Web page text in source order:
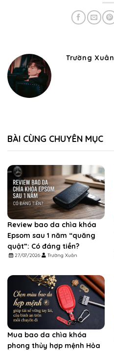
Trường Xuân
BÀI CÙNG CHUYÊN MỤC
Review bao da chìa khóa
Epsom sau 1 năm “quăng
quật”: Có đáng tiền?
27/07/2026 Trường Xuân
Mua bao da chìa khóa
phong thủy hợp mệnh Hỏa